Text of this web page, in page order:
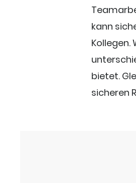
kann
Kollegen.
bietet.
sicheren